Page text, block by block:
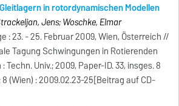
in rotordynamischen Modellen
Jens; Woschke, Elmar
: 23. - 25. Februar 2009, Wien, Österreich //
Tagung Schwingungen in Rotierenden
Techn. Univ.; 2009, Paper-ID. 33, insges. 8
8 (Wien) : 2009.02.23-25[Beitrag auf CD-